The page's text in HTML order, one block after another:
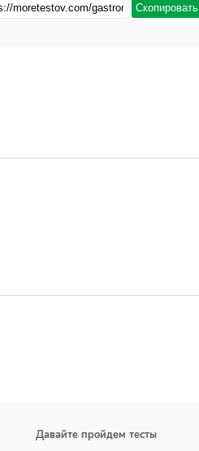
Скопировать
Давайте пройдем тесты